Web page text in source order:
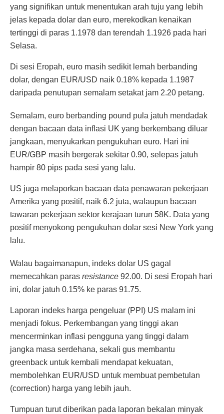
yang signifikan untuk menentukan arah tuju yang lebih
jelas kepada dolar dan euro, merekodkan kenaikan
tertinggi di paras 1.1978 dan terendah 1.1926 pada hari
Selasa.
Di sesi Eropah, euro masih sedikit lemah berbanding
dolar, dengan EUR/USD naik 0.18% kepada 1.1987
daripada penutupan semalam setakat jam 2.20 petang.
Semalam, euro berbanding pound pula jatuh mendadak
dengan bacaan data inflasi UK yang berkembang diluar
jangkaan, menyukarkan pengukuhan euro. Hari ini
EUR/GBP masih bergerak sekitar 0.90, selepas jatuh
hampir 80 pips pada sesi yang lalu.
US juga melaporkan bacaan data penawaran pekerjaan
Amerika yang positif, naik 6.2 juta, walaupun bacaan
tawaran pekerjaan sektor kerajaan turun 58K. Data yang
positif menyokong pengukuhan dolar sesi New York yang
lalu.
Walau bagaimanapun, indeks dolar US gagal
memecahkan paras resistance 92.00. Di sesi Eropah hari
ini, dolar jatuh 0.15% ke paras 91.75.
Laporan indeks harga pengeluar (PPI) US malam ini
menjadi fokus. Perkembangan yang tinggi akan
mencerminkan inflasi pengguna yang tinggi dalam
jangka masa serdehana, sekali gus membantu
greenback untuk kembali mendapat kekuatan,
membolehkan EUR/USD untuk membuat pembetulan
(correction) harga yang lebih jauh.
Tumpuan turut diberikan pada laporan bekalan minyak